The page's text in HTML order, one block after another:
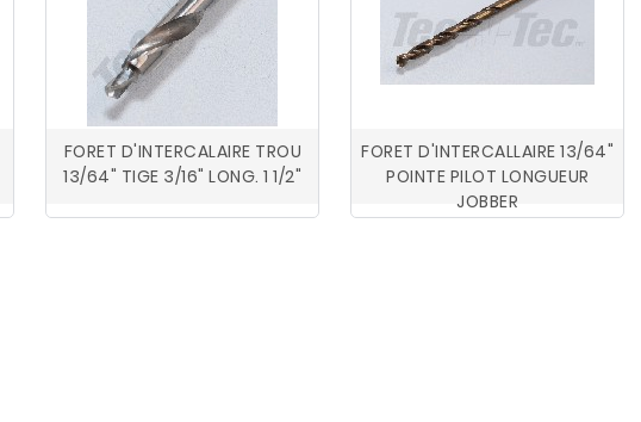
FORET D'INTERCALAIRE TROU
13/64" TIGE 3/16" LONG. 1 1/2"
FORET D'INTERCALLAIRE 13/64"
POINTE PILOT LONGUEUR
JOBBER